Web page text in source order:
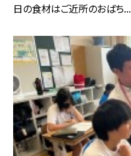
日の食材はご近所のおばち...